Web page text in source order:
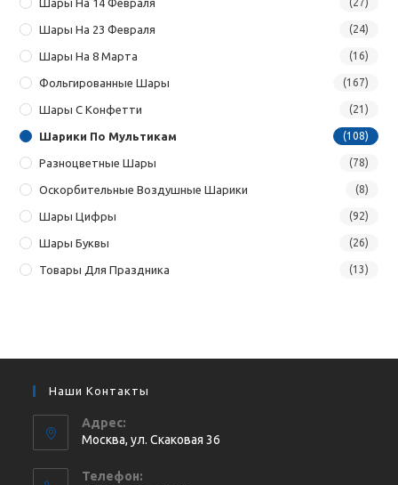
Шары На 14 Февраля (27)
Шары На 23 Февраля (24)
Шары На 8 Марта (16)
Фольгированные Шары (167)
Шары С Конфетти (21)
Шарики По Мультикам (108)
Разноцветные Шары (78)
Оскорбительные Воздушные Шарики (8)
Шары Цифры (92)
Шары Буквы (26)
Товары Для Праздника (13)
Наши Контакты
Адрес:
Москва, ул. Cкаковая 36
Телефон: